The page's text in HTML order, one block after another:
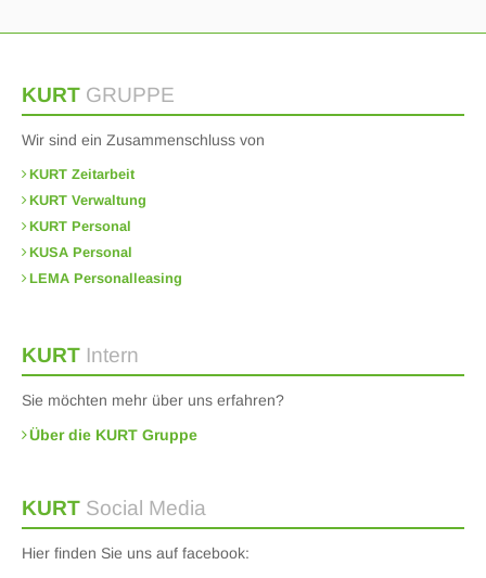
KURT GRUPPE
Wir sind ein Zusammenschluss von
KURT Zeitarbeit
KURT Verwaltung
KURT Personal
KUSA Personal
LEMA Personalleasing
KURT Intern
Sie möchten mehr über uns erfahren?
Über die KURT Gruppe
KURT Social Media
Hier finden Sie uns auf facebook: